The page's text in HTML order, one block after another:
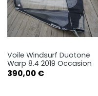
Voile Windsurf Duotone
Warp 8.4 2019 Occasion
Prix
390,00 €